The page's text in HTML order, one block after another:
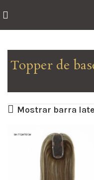
Topper de
Mostrar barra